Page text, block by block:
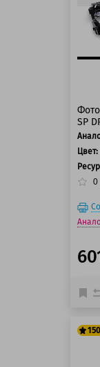
SP
Цвет:
0
150